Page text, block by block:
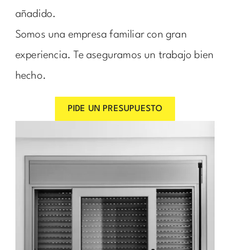
añadido.
Somos una empresa familiar con gran
experiencia. Te aseguramos un trabajo bien
hecho.
PIDE UN PRESUPUESTO